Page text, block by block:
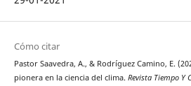
Cómo citar
Pastor Saavedra, A., & Rodríguez Camino, E.
pionera en la ciencia del clima. Revista Tiempo Y